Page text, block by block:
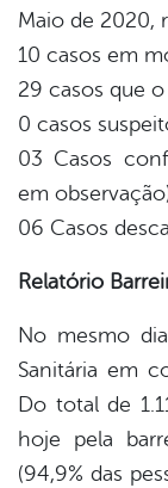
Maio de 2020,
10 casos em
29 casos que
0 casos
03 Casos
em
06 Casos
Relatório
No mesmo
Sanitária em
Do total de
hoje pela
(94,9% das